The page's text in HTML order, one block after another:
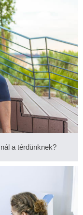
a térdünknek?